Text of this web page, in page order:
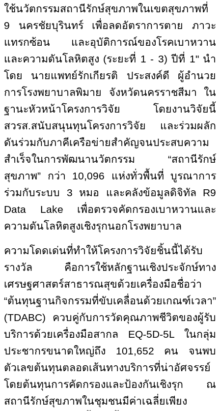
ใช้นวัตกรรมสถานีรักษ์สุขภาพในเขตสุขภาพที่
9 นครชัยบุรินทร์ เพื่อลดอัตราการตาย ภาวะ
แทรกซ้อน และอุบัติการณ์ของโรคเบาหวาน
และความดันโลหิตสูง (ระยะที่ 1 - 3) ปีที่ 1" นำ
โดย นายแพทย์รักเกียรติ ประสงค์ดี ผู้อำนวย
การโรงพยาบาลพิมาย จังหวัดนครราชสีมา ใน
ฐานะหัวหน้าโครงการวิจัย โดยงานวิจัยนี้
สวรส.สนับสนุนทุนโครงการวิจัย และร่วมผลัก
ดันร่วมกับภาคีเครือข่ายสำคัญจนประสบความ
สำเร็จในการพัฒนานวัตกรรม “สถานีรักษ์
สุขภาพ” กว่า 10,096 แห่งทั่วพื้นที่ บูรณาการ
ร่วมกับระบบ 3 หมอ และคลังข้อมูลดิจิทัล R9
Data Lake เพื่อตรวจคัดกรองเบาหวานและ
ความดันโลหิตสูงเชิงรุกนอกโรงพยาบาล
ความโดดเด่นที่ทำให้โครงการวิจัยชิ้นนี้ได้รับ
รางวัล คือการใช้หลักฐานเชิงประจักษ์ทาง
เศรษฐศาสตร์สาธารณสุขด้วยเครื่องมือชื่อว่า
“ต้นทุนฐานกิจกรรมที่ขับเคลื่อนด้วยเกณฑ์เวลา”
(TDABC) ควบคู่กับการวัดคุณภาพชีวิตของผู้รับ
บริการด้วยเครื่องมือสากล EQ-5D-5L ในกลุ่ม
ประชากรขนาดใหญ่ถึง 101,652 คน จนพบ
ตัวเลขต้นทุนตลอดเส้นทางบริการที่น่าอัศจรรย์
โดยต้นทุนการคัดกรองและป้องกันเชิงรุก ณ
สถานีรักษ์สุขภาพในชุมชนมีค่าเฉลี่ยเพียง